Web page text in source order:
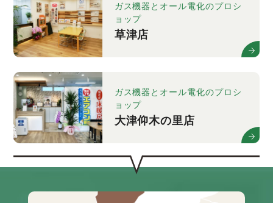
ガス機器とオール電化のプロシ
ョップ
草津店
ガス機器とオール電化のプロシ
ョップ
大津仰木の里店